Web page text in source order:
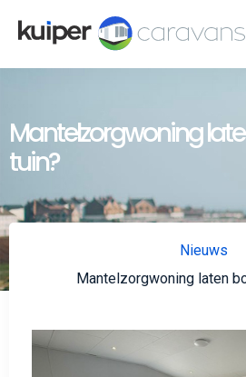
Mantelzorgwoning
tuin?
Nieuws
Mantelzorgwoning laten